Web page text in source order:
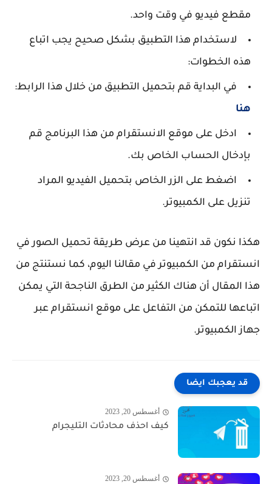
مقطع فيديو في وقت واحد.
لاستخدام هذا التطبيق بشكل صحيح يجب اتباع
هذه الخطوات:
في البداية قم بتحميل التطبيق من خلال هذا الرابط:
هنا
ادخل على موقع الانستقرام من هذا البرنامج قم
بإدخال الحساب الخاص بك.
اضغط على الزر الخاص بتحميل الفيديو المراد
تنزيل على الكمبيوتر.
هكذا نكون قد انتهينا من عرض طريقة تحميل الصور في
انستقرام من الكمبيوتر في مقالنا اليوم، كما نستنتج من
هذا المقال أن هناك الكثير من الطرق الناجحة التي يمكن
اتباعها للتمكن من التفاعل على موقع انستقرام عبر
جهاز الكمبيوتر.
قد يعجبك ايضا
أغسطس 20, 2023
كيف احذف محادثات التليجرام
أغسطس 20, 2023